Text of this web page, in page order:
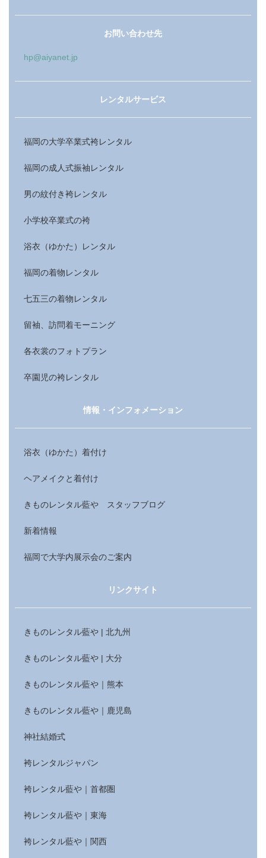
お問い合わせ先
hp@aiyanet.jp
レンタルサービス
福岡の大学卒業式袴レンタル
福岡の成人式振袖レンタル
男の紋付き袴レンタル
小学校卒業式の袴
浴衣（ゆかた）レンタル
福岡の着物レンタル
七五三の着物レンタル
留袖、訪問着モーニング
各衣裳のフォトプラン
卒園児の袴レンタル
情報・インフォメーション
浴衣（ゆかた）着付け
ヘアメイクと着付け
きものレンタル藍や スタッフブログ
新着情報
福岡で大学内展示会のご案内
リンクサイト
きものレンタル藍や | 北九州
きものレンタル藍や | 大分
きものレンタル藍や｜熊本
きものレンタル藍や｜鹿児島
神社結婚式
袴レンタルジャパン
袴レンタル藍や｜首都圏
袴レンタル藍や｜東海
袴レンタル藍や｜関西